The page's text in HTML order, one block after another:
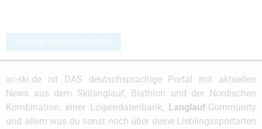
Schreibe einen Kommentar
xc-ski.de ist DAS deutschsprachige Portal mit aktuellen
News aus dem Skilanglauf, Biathlon und der Nordischen
Kombination, einer Loipendatenbank,
Langlauf-Community
und allem was du sonst noch über deine Lieblingssportarten